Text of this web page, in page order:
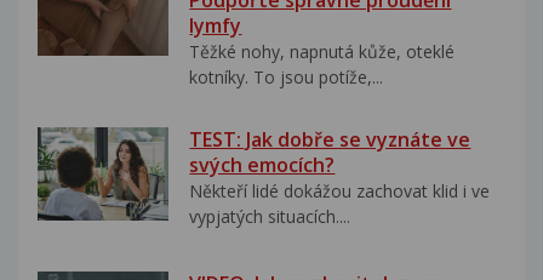
lymfy
Těžké nohy, napnutá kůže, oteklé
kotníky. To jsou potíže,...
TEST: Jak dobře se vyznáte ve
svých emocích?
Někteří lidé dokážou zachovat klid i ve
vypjatých situacích....